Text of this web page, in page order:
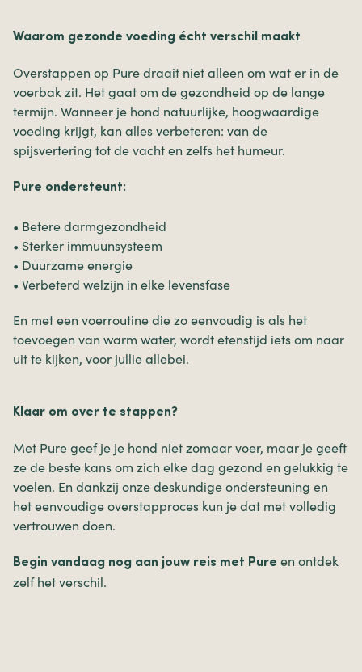
Waarom gezonde voeding écht verschil maakt
Overstappen op Pure draait niet alleen om wat er in de
voerbak zit. Het gaat om de gezondheid op de lange
termijn. Wanneer je hond natuurlijke, hoogwaardige
voeding krijgt, kan alles verbeteren: van de
spijsvertering tot de vacht en zelfs het humeur.
Pure ondersteunt:
• Betere darmgezondheid
• Sterker immuunsysteem
• Duurzame energie
• Verbeterd welzijn in elke levensfase
En met een voerroutine die zo eenvoudig is als het
toevoegen van warm water, wordt etenstijd iets om naar
uit te kijken, voor jullie allebei.
Klaar om over te stappen?
Met Pure geef je je hond niet zomaar voer, maar je geeft
ze de beste kans om zich elke dag gezond en gelukkig te
voelen. En dankzij onze deskundige ondersteuning en
het eenvoudige overstapproces kun je dat met volledig
vertrouwen doen.
Begin vandaag nog aan jouw reis met Pure en ontdek
zelf het verschil.